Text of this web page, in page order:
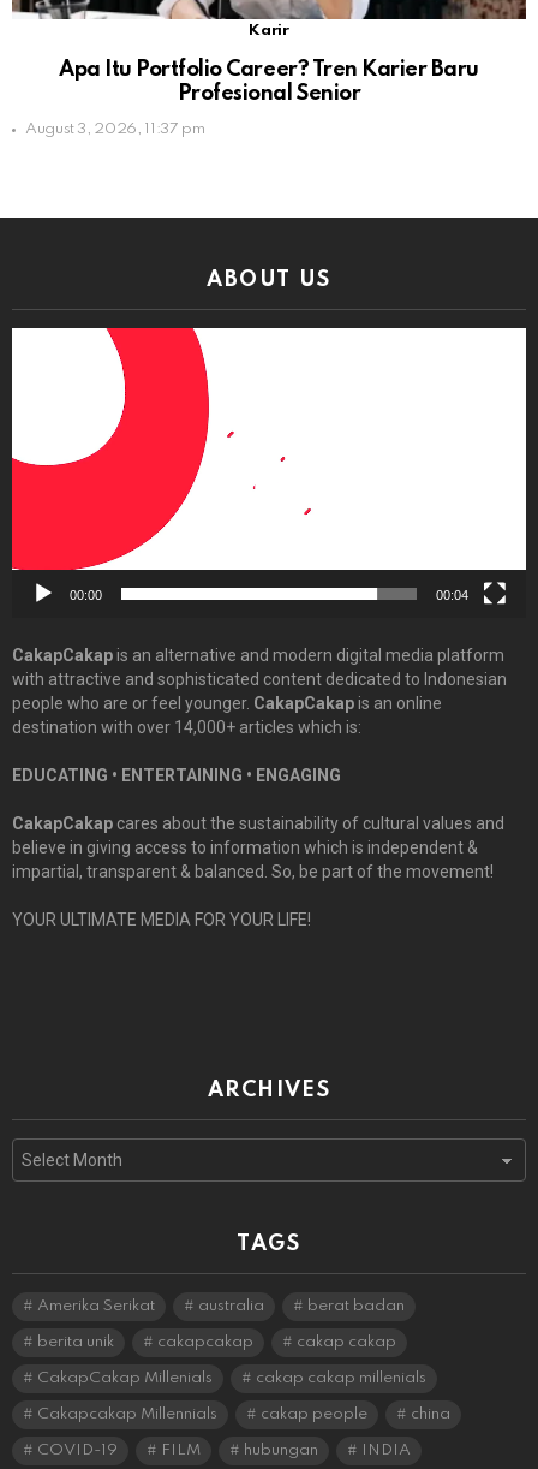
Karir
Apa Itu Portfolio Career? Tren Karier Baru
Profesional Senior
August 3, 2026, 11:37 pm
ABOUT US
00:00 00:04
CakapCakapis an alternative and modern digital media platform
with attractive and sophisticated content dedicated to Indonesian
people who are or feel younger. CakapCakapis an online
destination with over 14,000+ articles which is:
EDUCATING • ENTERTAINING • ENGAGING
CakapCakap cares about the sustainability of cultural values and
believe in giving access to information which is independent &
impartial, transparent & balanced. So, be part of the movement!
YOUR ULTIMATE MEDIA FOR YOUR LIFE!
ARCHIVES
Archives
TAGS
Amerika Serikat australia berat badan
berita unik cakapcakap cakap cakap
CakapCakap Millenials cakap cakap millenials
Cakapcakap Millennials cakap people china
COVID-19 FILM hubungan INDIA